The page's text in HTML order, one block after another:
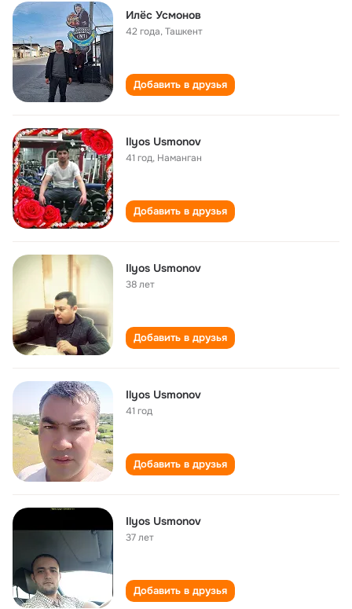
Илёс Усмонов
42 года,Ташкент
Добавить в друзья
Ilyos Usmonov
41 год, Наманган
Добавить в друзья
Ilyos Usmonov
38 лет
Добавить в друзья
Ilyos Usmonov
41 год
Добавить в друзья
Ilyos Usmonov
37 лет
Добавить в друзья